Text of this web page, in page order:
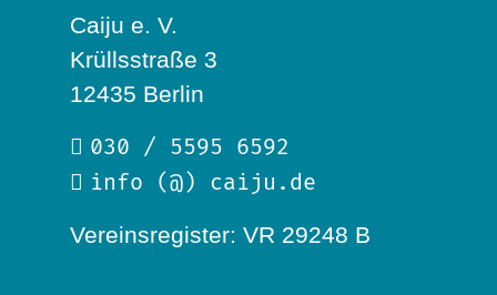
Caiju e. V.
Krüllsstraße 3
12435 Berlin
030 / 5595 6592
info (@) caiju.de
Vereinsregister: VR 29248 B